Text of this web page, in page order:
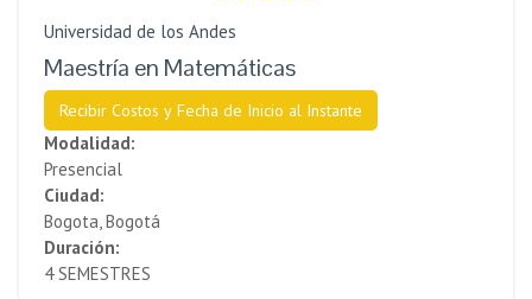
Universidad de los Andes
Maestría en Matemáticas
Recibir Costos y Fecha de Inicio al Instante
Modalidad:
Presencial
Ciudad:
Bogota, Bogotá
Duración:
4 SEMESTRES